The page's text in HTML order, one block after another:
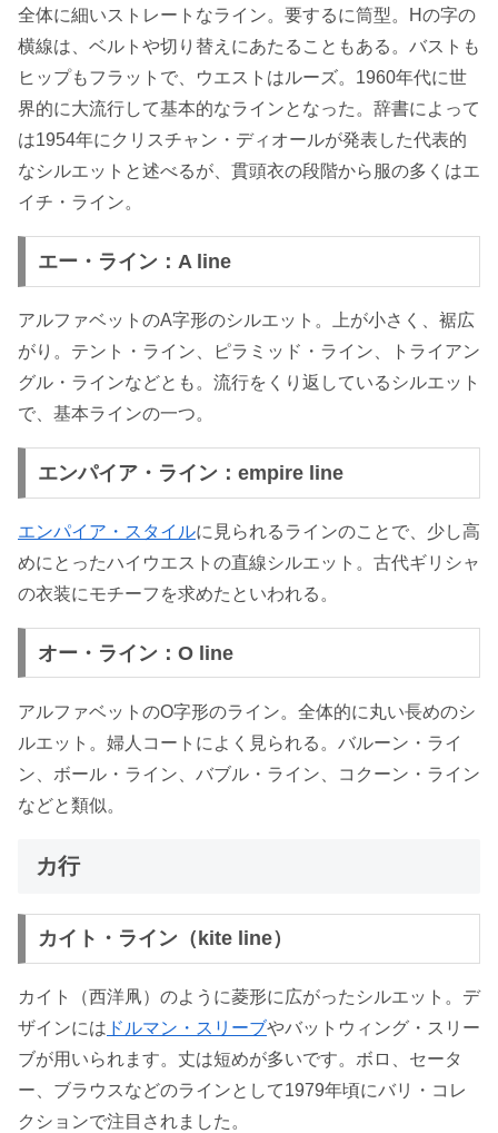
全体に細いストレートなライン。要するに筒型。Hの字の
横線は、ベルトや切り替えにあたることもある。バストも
ヒップもフラットで、ウエストはルーズ。1960年代に世
界的に大流行して基本的なラインとなった。辞書によって
は1954年にクリスチャン・ディオールが発表した代表的
なシルエットと述べるが、貫頭衣の段階から服の多くはエ
イチ・ライン。
エー・ライン：A line
アルファベットのA字形のシルエット。上が小さく、裾広
がり。テント・ライン、ピラミッド・ライン、トライアン
グル・ラインなどとも。流行をくり返しているシルエット
で、基本ラインの一つ。
エンパイア・ライン：empire line
エンパイア・スタイルに見られるラインのことで、少し高
めにとったハイウエストの直線シルエット。古代ギリシャ
の衣装にモチーフを求めたといわれる。
オー・ライン：O line
アルファベットのO字形のライン。全体的に丸い長めのシ
ルエット。婦人コートによく見られる。バルーン・ライ
ン、ボール・ライン、バブル・ライン、コクーン・ライン
などと類似。
カ行
カイト・ライン（kite line）
カイト（西洋凧）のように菱形に広がったシルエット。デ
ザインには ドルマン・スリーブやバットウィング・スリー
ブが用いられます。丈は短めが多いです。ボロ、セータ
ー、ブラウスなどのラインとして1979年頃にバリ・コレ
クションで注目されました。